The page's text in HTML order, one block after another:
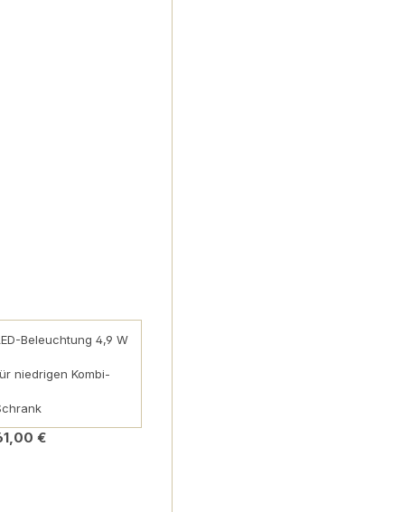
Beleuchtung 4,9 W
niedrigen Kombi-
€